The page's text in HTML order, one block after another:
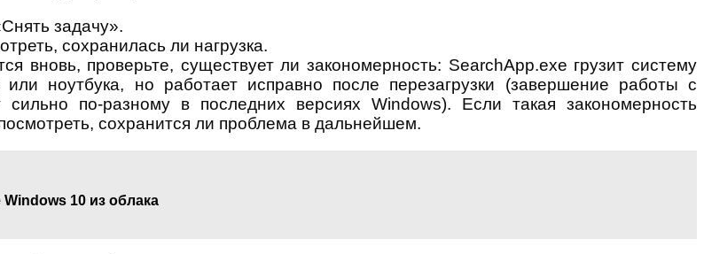
задачу».
сохранилась ли нагрузка.
вновь, проверьте, существует ли закономерность: SearchApp.exe грузит систему
ноутбука, но работает исправно после перезагрузки (завершение работы с
по-разному в последних версиях Windows). Если такая закономерность
сохранится ли проблема в дальнейшем.
10 из облака